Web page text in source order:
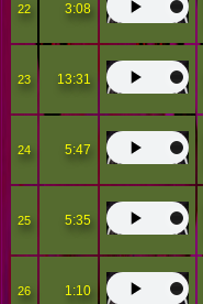
22 3:08
23 13:31
24 5:47
25 5:35
26 1:10